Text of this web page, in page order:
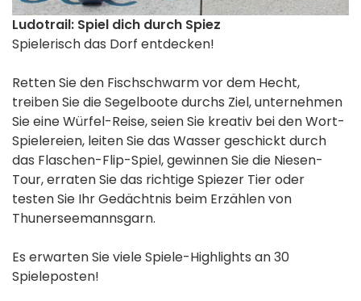
Ludotrail: Spiel dich durch Spiez
Spielerisch das Dorf entdecken!
Retten Sie den Fischschwarm vor dem Hecht,
treiben Sie die Segelboote durchs Ziel, unternehmen
Sie eine Würfel-Reise, seien Sie kreativ bei den Wort-
Spielereien, leiten Sie das Wasser geschickt durch
das Flaschen-Flip-Spiel, gewinnen Sie die Niesen-
Tour, erraten Sie das richtige Spiezer Tier oder
testen Sie Ihr Gedächtnis beim Erzählen von
Thunerseemannsgarn.
Es erwarten Sie viele Spiele-Highlights an 30
Spieleposten!